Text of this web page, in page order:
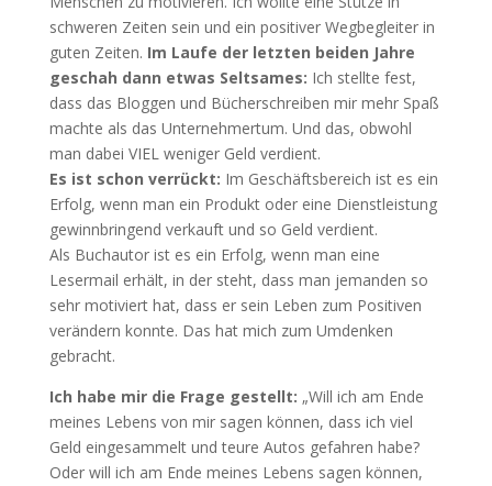
schweren Zeiten sein und ein positiver Wegbegleiter in
guten Zeiten. Im Laufe der letzten beiden Jahre
geschah dann etwas Seltsames: Ich stellte fest,
dass das Bloggen und Bücherschreiben mir mehr Spaß
machte als das Unternehmertum. Und das, obwohl
man dabei VIEL weniger Geld verdient.
Es ist schon verrückt: Im Geschäftsbereich ist es ein
Erfolg, wenn man ein Produkt oder eine Dienstleistung
gewinnbringend verkauft und so Geld verdient.
Als Buchautor ist es ein Erfolg, wenn man eine
Lesermail erhält, in der steht, dass man jemanden so
sehr motiviert hat, dass er sein Leben zum Positiven
verändern konnte. Das hat mich zum Umdenken
gebracht.
Ich habe mir die Frage gestellt: „Will ich am Ende
meines Lebens von mir sagen können, dass ich viel
Geld eingesammelt und teure Autos gefahren habe?
Oder will ich am Ende meines Lebens sagen können,